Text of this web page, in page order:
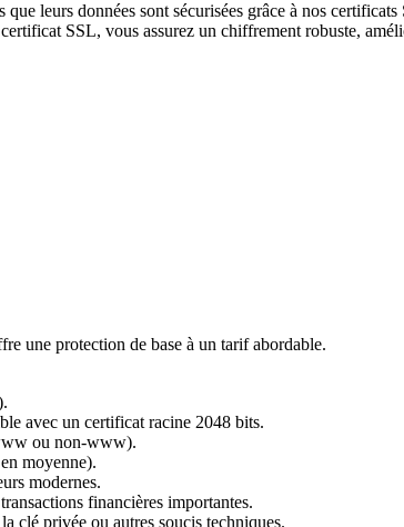
leurs données sont sécurisées grâce à nos
SSL, vous assurez un chiffrement robuste,
une protection de base à un tarif abordable.
avec un certificat racine 2048 bits.
ou non-www).
moyenne).
modernes.
financières importantes.
clé privée ou autres soucis techniques.